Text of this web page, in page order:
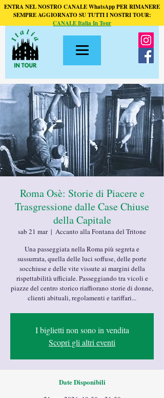
ENTRA NEL NOSTRO CANALE WhatsApp PER RIMANERE
SEMPRE AGGIORNATO SU TUTTI I NOSTRI TOUR:
CANALE Italia In Tour
Roma Osè: Storie di Piacere e
Trasgressione dalle Case Chiuse
della Capitale
sab 21 mar
  |
Accanto alla Fontana del Tritone
Una passeggiata nella Roma più segreta e
sussurrata, quella delle luci soffuse, delle porte
socchiuse e delle vite vissute ai margini della
rispettabilità ufficiale. Passeggiando tra vicoli e
piazze del centro storico riaffiorano storie di donne,
clienti abituali, regolamenti e tariffari...
I biglietti non sono in vendita
Scopri gli altri eventi
Date Disponibili